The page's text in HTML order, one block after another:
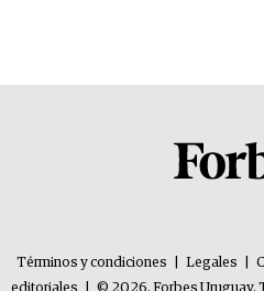
Términos y condiciones Legales
editoriales
© 2026. Forbes Uruguay.